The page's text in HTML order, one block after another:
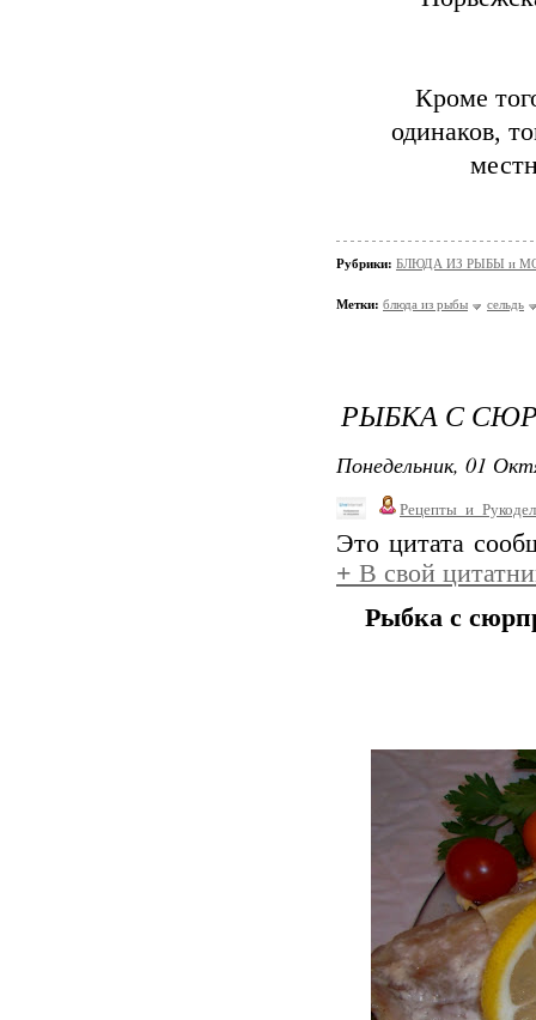
Кроме
одинаков,
Рубрики: БЛЮДА ИЗ РЫБЫ и
Метки: блюда из рыбы сельдь
РЫБКА С
Понедельник, 01
Это цитата
+ В свой
Рыбка с